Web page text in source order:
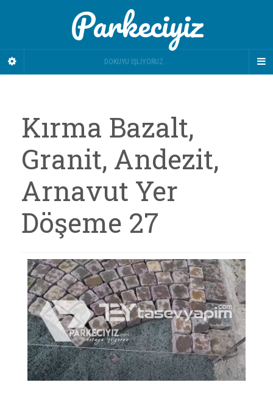
Parkeciyiz
DOKUYU İŞLIYORUZ...
Kırma Bazalt,
Granit, Andezit,
Arnavut Yer
Döşeme 27